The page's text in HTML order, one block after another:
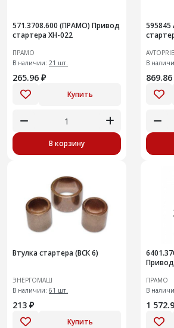
571.3708.600 (ПРАМО) Привод
стартера XH-022
ПРАМО
В наличии: 21 шт.
265.96 ₽
Купить
В корзину
стартера
LADA X-
В
Втулка стартера (ВСК 6)
ЭНЕРГОМАШ
В наличии: 61 шт.
213 ₽
Купить
ПРАМО
В
1